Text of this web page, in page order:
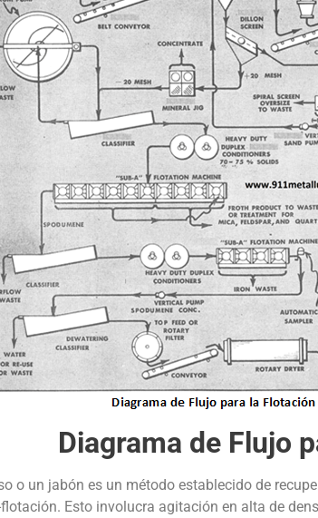
Diagrama de Flujo
o un jabón es un método establecido de
Esto involucra agitación en alta de